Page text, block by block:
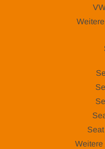
Weitere